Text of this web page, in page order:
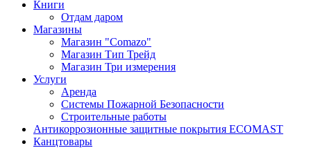
Книги
Отдам даром
Магазины
Магазин "Comazo"
Магазин Тип Трейд
Магазин Три измерения
Услуги
Аренда
Системы Пожарной Безопасности
Строительные работы
Антикоррозионные защитные покрытия ECOMAST
Канцтовары